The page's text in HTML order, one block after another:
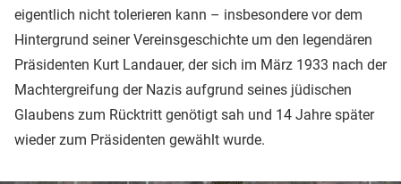
eigentlich nicht tolerieren kann – insbesondere vor dem
Hintergrund seiner Vereinsgeschichte um den legendären
Präsidenten Kurt Landauer, der sich im März 1933 nach der
Machtergreifung der Nazis aufgrund seines jüdischen
Glaubens zum Rücktritt genötigt sah und 14 Jahre später
wieder zum Präsidenten gewählt wurde.